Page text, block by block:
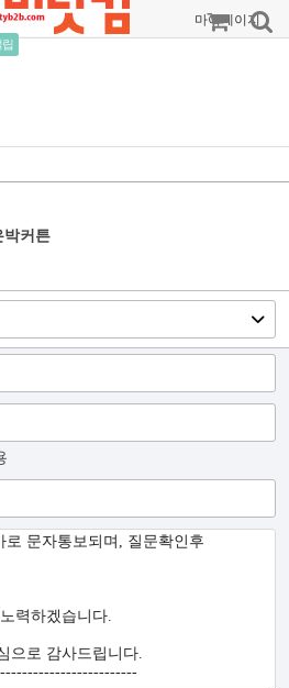
립
주문조회 마이페이지
박커튼